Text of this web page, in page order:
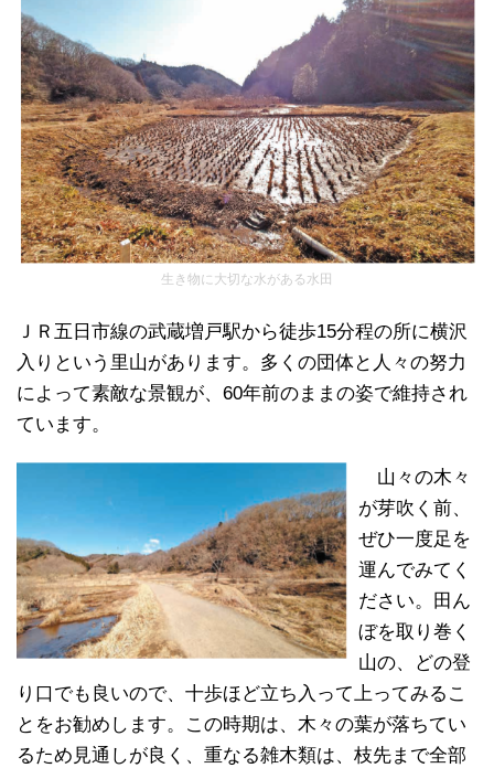
生き物に大切な水がある水田
ＪＲ五日市線の武蔵増戸駅から徒歩15分程の所に横沢
入りという里山があります。多くの団体と人々の努力
によって素敵な景観が、60年前のままの姿で維持され
ています。
山々の木々
が芽吹く前、
ぜひ一度足を
運んでみてく
ださい。田ん
ぼを取り巻く
山の、どの登
り口でも良いので、十歩ほど立ち入って上ってみるこ
とをお勧めします。この時期は、木々の葉が落ちてい
るため見通しが良く、重なる雑木類は、枝先まで全部